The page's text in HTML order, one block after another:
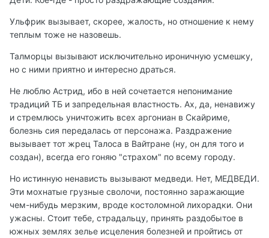
Ульфрик вызывает, скорее, жалость, но отношение к нему
теплым тоже не назовешь.
Талморцы вызывают исключительно ироничную усмешку,
но с ними приятно и интересно драться.
Не люблю Астрид, ибо в ней сочетается непонимание
традиций ТБ и запредельная властность. Ах, да, ненавижу
и стремлюсь уничтожить всех аргониан в Скайриме,
болезнь сия передалась от персонажа. Раздражение
вызывает тот жрец Талоса в Вайтране (ну, он для того и
создан), всегда его гоняю "страхом" по всему городу.
Но истинную ненависть вызывают медведи. Нет, МЕДВЕДИ.
Эти мохнатые грузные сволочи, постоянно заражающие
чем-нибудь мерзким, вроде костоломной лихорадки. Они
ужасны. Стоит тебе, страдальцу, принять раздобытое в
южных землях зелье исцеления болезней и пройтись от